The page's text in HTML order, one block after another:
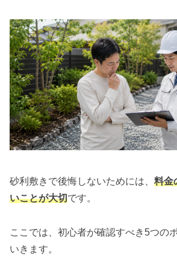
砂利敷きで後悔しないためには、 料金
いことが大切です。
ここでは、初心者が確認すべき5つの
いきます。